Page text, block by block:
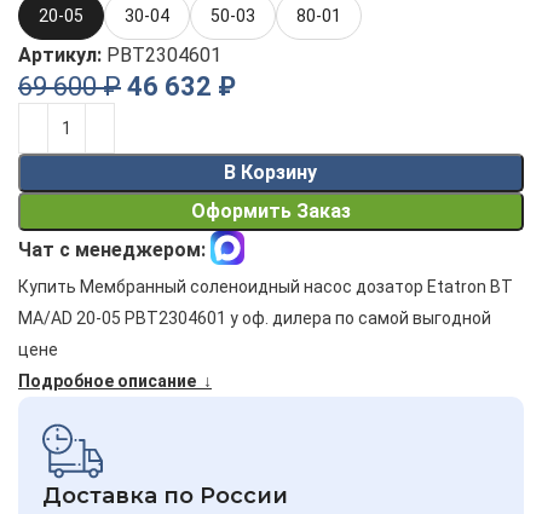
20-05 30-04 50-03 80-01
Артикул: PBT2304601
69 600₽ 46 632 ₽
В Корзину
Оформить Заказ
Alternative:
Чат с менеджером:
Купить Мембранный соленоидный насос дозатор Etatron BT
MA/AD 20-05 PBT2304601 у оф. дилера по самой выгодной
цене
Подробное описание ↓
Доставка по России